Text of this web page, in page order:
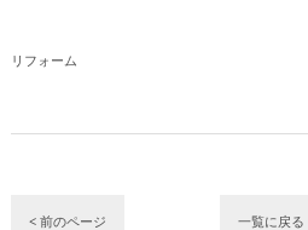
リフォーム
< 前のページ 一覧に戻る